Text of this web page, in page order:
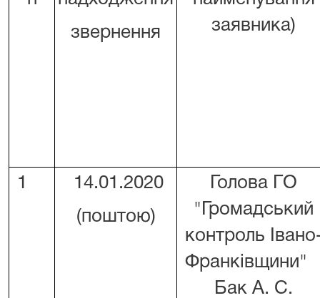
звернення
заявника)
1
14.01.2020
(поштою)
Голова ГО
"Громадський
контроль
Бак А. С.